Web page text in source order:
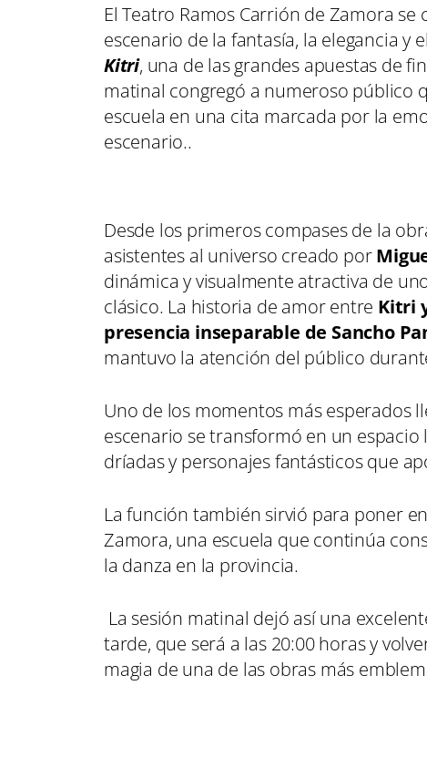
El Teatro Ramos Carrión de Zamora
escenario de la fantasía, la elegancia
Kitri, una de las grandes apuestas de
matinal congregó a numeroso público
escuela en una cita marcada por la
escenario..
Desde los primeros compases de la
asistentes al universo creado por
dinámica y visualmente atractiva de
clásico. La historia de amor entre Kitri
presencia inseparable de Sancho
mantuvo la atención del público
Uno de los momentos más esperados
escenario se transformó en un
dríadas y personajes fantásticos que
La función también sirvió para poner
Zamora, una escuela que continúa
la danza en la provincia.
La sesión matinal dejó así una
tarde, que será a las 20:00 horas y
magia de una de las obras más